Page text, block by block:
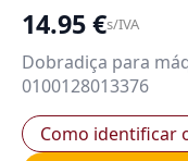
14.95€s/IVA
Dobradiça para
0100128013376
Como identificar